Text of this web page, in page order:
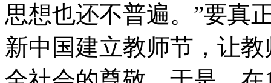
思想也还不普遍。”要真
新中国建立教师节，让